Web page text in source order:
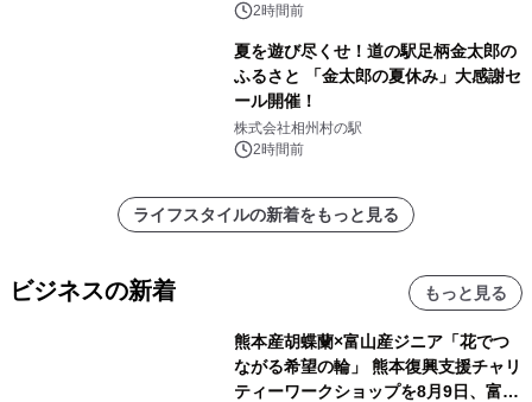
2時間前
夏を遊び尽くせ！道の駅足柄金太郎の
ふるさと 「金太郎の夏休み」大感謝セ
ール開催！
株式会社相州村の駅
2時間前
ライフスタイルの新着をもっと見る
ビジネスの新着 もっと見る
熊本産胡蝶蘭×富山産ジニア「花でつ
ながる希望の輪」 熊本復興支援チャリ
ティーワークショップを8月9日、富